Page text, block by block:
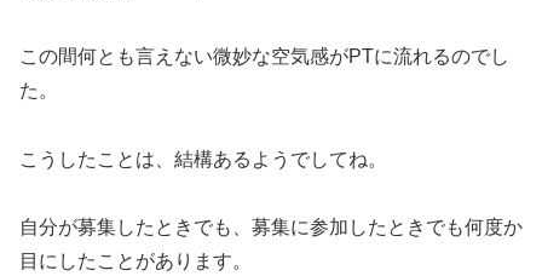
この間何とも言えない微妙な空気感がPTに流れるのでし
た。
こうしたことは、結構あるようでしてね。
自分が募集したときでも、募集に参加したときでも何度か
目にしたことがあります。